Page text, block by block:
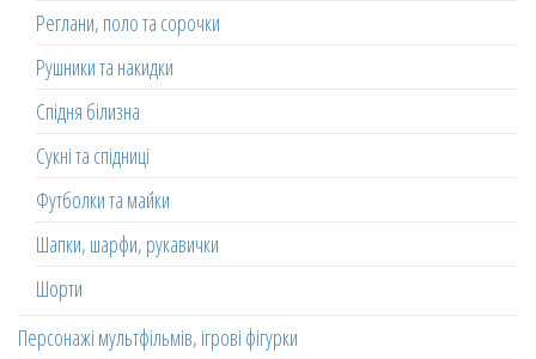
Реглани, поло та сорочки
Рушники та накидки
Спідня білизна
Сукні та спідниці
Футболки та майки
Шапки, шарфи, рукавички
Шорти
Персонажі мультфільмів, ігрові фігурки